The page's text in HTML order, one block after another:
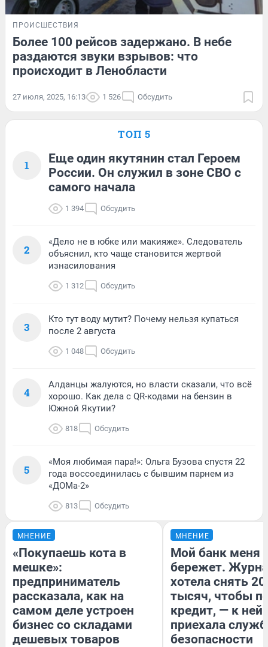
ПРОИСШЕСТВИЯ
Более 100 рейсов задержано. В небе
раздаются звуки взрывов: что
происходит в Ленобласти
27 июля, 2025, 16:13 1 526 Обсудить
ТОП 5
1
Еще один якутянин стал Героем
России. Он служил в зоне СВО с
самого начала
1 394 Обсудить
2
«Дело не в юбке или макияже». Следователь
объяснил, кто чаще становится жертвой
изнасилования
1 312 Обсудить
3
Кто тут воду мутит? Почему нельзя купаться
после 2 августа
1 048 Обсудить
4
Алданцы жалуются, но власти сказали, что всё
хорошо. Как дела с QR-кодами на бензин в
Южной Якутии?
818 Обсудить
5
«Моя любимая пара!»: Ольга Бузова спустя 22
года воссоединилась с бывшим парнем из
«ДОМа-2»
813 Обсудить
МНЕНИЕ
«Покупаешь кота в
мешке»:
предприниматель
рассказала, как на
самом деле устроен
бизнес со складами
дешевых товаров
МНЕНИЕ
Мой банк меня
бережет.
хотела снять
тысяч, чтобы
кредит, — к
приехала
безопасности